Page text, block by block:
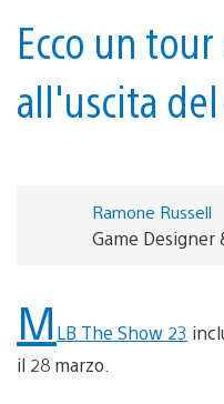
Ecco un
all'uscita
Ramone Russell
Game Designer
M LB The Show 23
il 28 marzo.